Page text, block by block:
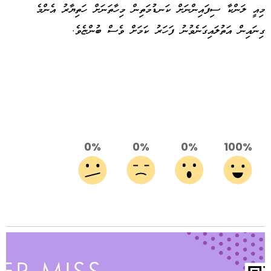
މިއީ ލަންކާ ސިފައިންނަށް ކަނޑުމަތިން މިހާތަނަށް ހަތިޔާރު އެންމެ
ގިނައިން އަތުލައިގަނެވުނު ފަހަރު ކަމަށް ވެސް ބުންޏެވެ.
100%
0%
0%
0%